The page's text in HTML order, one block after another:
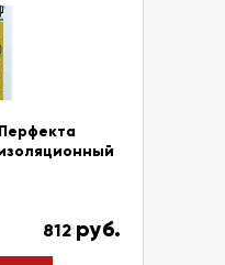
812 руб.